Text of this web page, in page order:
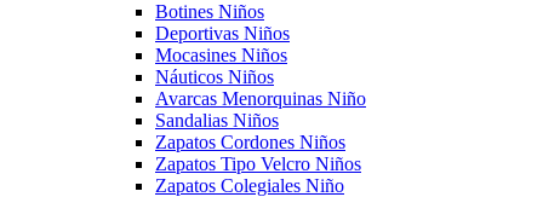
Botines Niños
Deportivas Niños
Mocasines Niños
Náuticos Niños
Avarcas Menorquinas Niño
Sandalias Niños
Zapatos Cordones Niños
Zapatos Tipo Velcro Niños
Zapatos Colegiales Niño